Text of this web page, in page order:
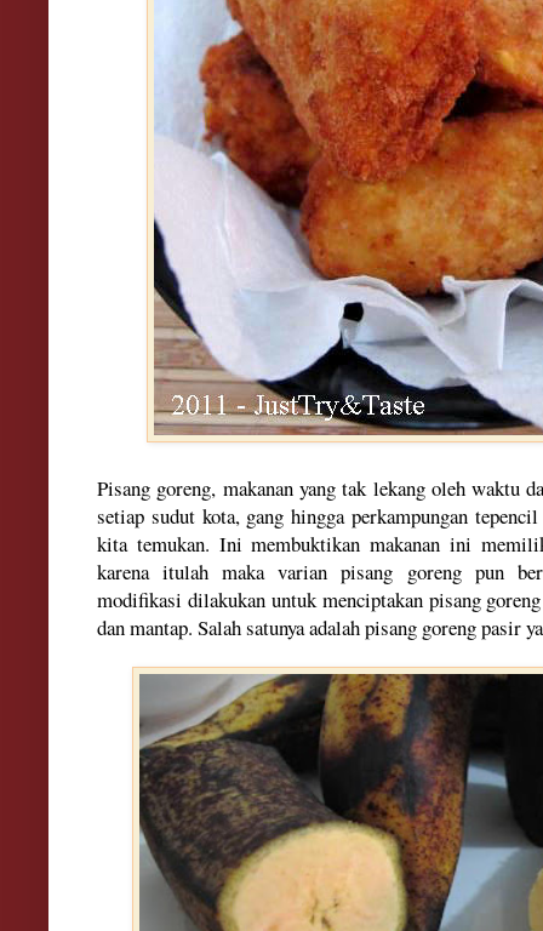
Pisang goreng, makanan yang tak lekang oleh waktu
setiap sudut kota, gang hingga perkampungan
kita temukan. Ini membuktikan makanan ini
karena itulah maka varian pisang goreng pun
modifikasi dilakukan untuk menciptakan pisang
dan mantap. Salah satunya adalah pisang goreng pasir